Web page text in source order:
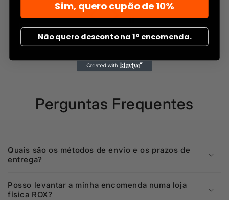
Perguntas Frequentes
Quais são os métodos de envio e os prazos de
entrega?
Posso levantar a minha encomenda numa loja
física ROX?
Sim, quero cupão de 10%
Não quero desconto na 1ª encomenda.